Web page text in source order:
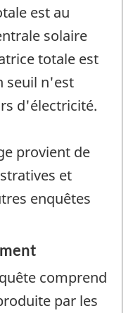
est au
solaire
totale est
seuil n'est
d'électricité.
provient de
et
enquêtes
comprend
par les